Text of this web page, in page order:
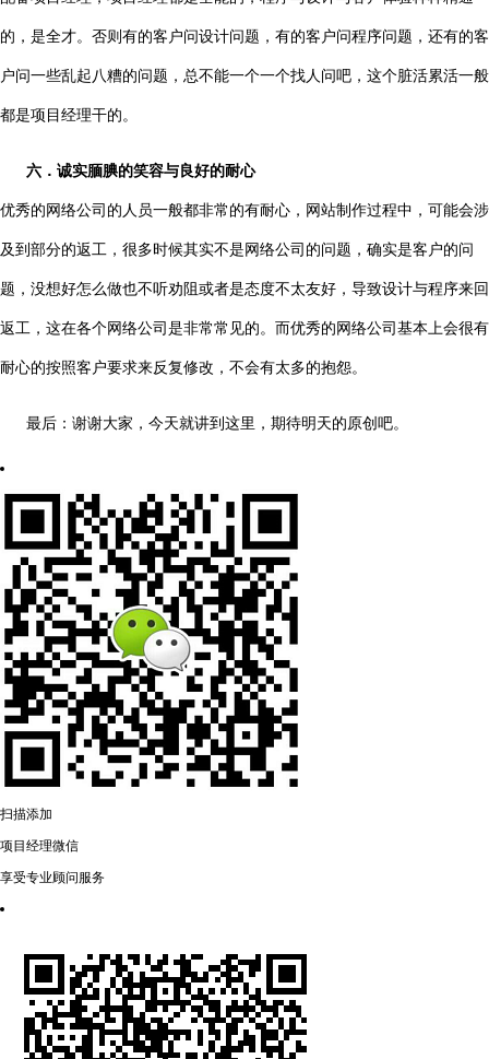
的，是全才。否则有的客户问设计问题，有的客户问程序问题，还有的客
户问一些乱起八糟的问题，总不能一个一个找人问吧，这个脏活累活一般
都是项目经理干的。
六．诚实腼腆的笑容与良好的耐心
优秀的网络公司的人员一般都非常的有耐心，网站制作过程中，可能会涉
及到部分的返工，很多时候其实不是网络公司的问题，确实是客户的问
题，没想好怎么做也不听劝阻或者是态度不太友好，导致设计与程序来回
返工，这在各个网络公司是非常常见的。而优秀的网络公司基本上会很有
耐心的按照客户要求来反复修改，不会有太多的抱怨。
最后：谢谢大家，今天就讲到这里，期待明天的原创吧。
扫描添加
项目经理微信
享受专业顾问服务